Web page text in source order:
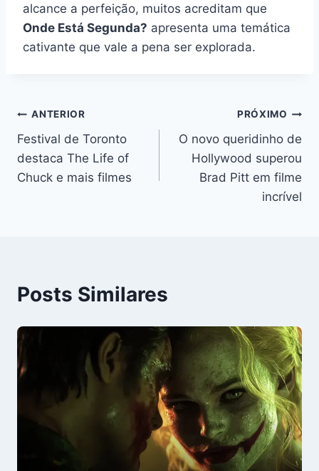
alcance a perfeição, muitos acreditam que
Onde Está Segunda? apresenta uma temática
cativante que vale a pena ser explorada.
Navegação
de
Post
ANTERIOR
Festival de Toronto
destaca The Life of
Chuck e mais filmes
PRÓXIMO
O novo queridinho de
Hollywood superou
Brad Pitt em filme
incrível
Posts Similares